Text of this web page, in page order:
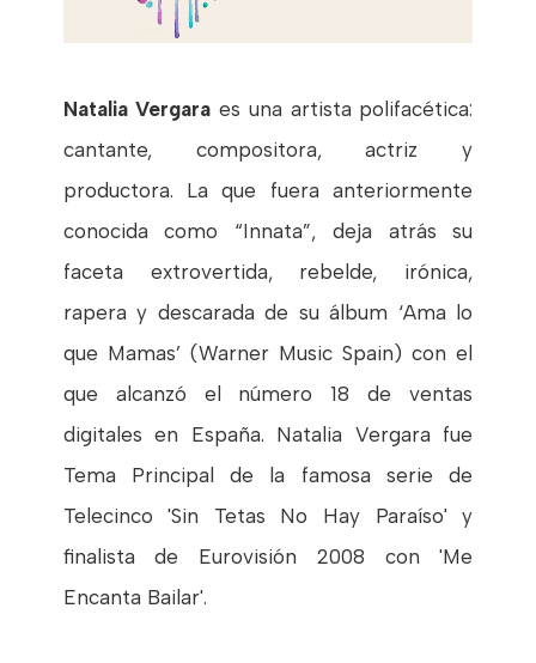
Natalia Vergara es una artista polifacética:
cantante, compositora, actriz y
productora. La que fuera anteriormente
conocida como “Innata”, deja atrás su
faceta extrovertida, rebelde, irónica,
rapera y descarada de su álbum ‘Ama lo
que Mamas’ (Warner Music Spain) con el
que alcanzó el número 18 de ventas
digitales en España. Natalia Vergara fue
Tema Principal de la famosa serie de
Telecinco 'Sin Tetas No Hay Paraíso' y
finalista de Eurovisión 2008 con 'Me
Encanta Bailar'.